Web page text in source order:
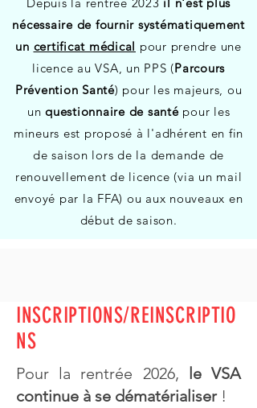
nécessaire de fournir systématiquement
un certificat médical pour prendre une
licence au VSA, un PPS (Parcours
Prévention Santé) pour les majeurs, ou
un questionnaire de santé pour les
mineurs est proposé à l'adhérent en fin
de saison lors de la demande de
renouvellement de licence (via un mail
envoyé par la FFA) ou aux nouveaux en
début de saison.
INSCRIPTIONS/REINSCRIPTIO
NS
Pour la rentrée 2026, le VSA
continue à se dématérialiser!